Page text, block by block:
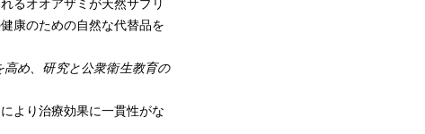
るオオアザミが天然サプリ
康のための自然な代替品を
め、研究と公衆衛生教育の
より治療効果に一貫性がな